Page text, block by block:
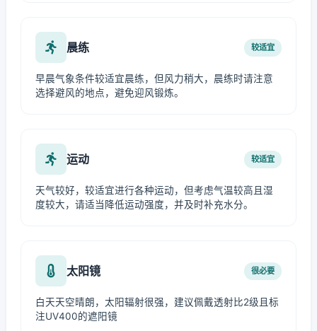
晨练 较适宜
早晨气象条件较适宜晨练，但风力稍大，晨练时请注意
选择避风的地点，避免迎风锻炼。
运动 较适宜
天气较好，较适宜进行各种运动，但考虑气温较高且湿
度较大，请适当降低运动强度，并及时补充水分。
太阳镜 很必要
白天天空晴朗，太阳辐射很强，建议佩戴透射比2级且标
注UV400的遮阳镜